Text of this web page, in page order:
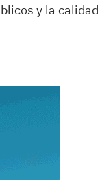
y la calidad